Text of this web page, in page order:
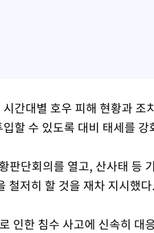
간대별 호우 피해 현황과 조
할 수 있도록 대비 태세를
판단회의를 열고, 산사태 등
철저히 할 것을 재차 지시했다.
인한 침수 사고에 신속히 대